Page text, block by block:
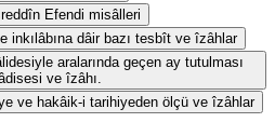
Efendi misâlleri
inkılâbına dâir bazı tesbît ve îzâhlar
aralarında geçen ay tutulması
ve îzâhı.
ve hakâik-i tarihiyeden ölçü ve îzâhlar